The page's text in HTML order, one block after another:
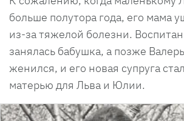
больше полутора года, его мама
из-за тяжелой болезни.
занялась бабушка, а позже
женился, и его новая супруга
матерью для Льва и Юлии.